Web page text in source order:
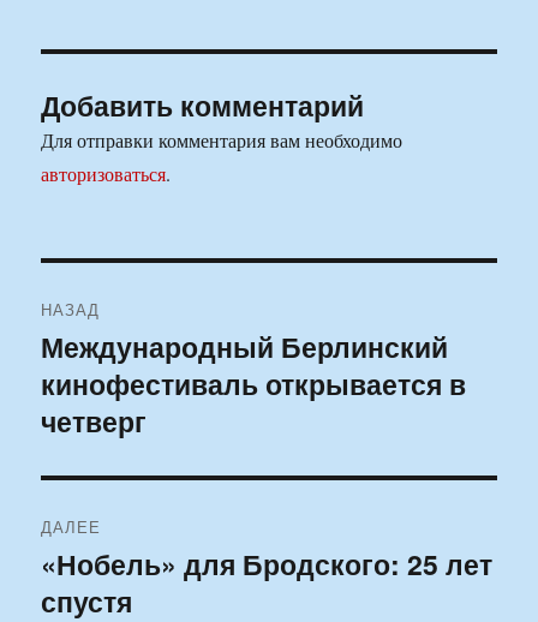
Добавить комментарий
Для отправки комментария вам необходимо
авторизоваться.
по
записям
НАЗАД
Предыдущая
запись:
Международный Берлинский
кинофестиваль открывается в
четверг
ДАЛЕЕ
Следующая
запись:
«Нобель» для Бродского: 25 лет
спустя